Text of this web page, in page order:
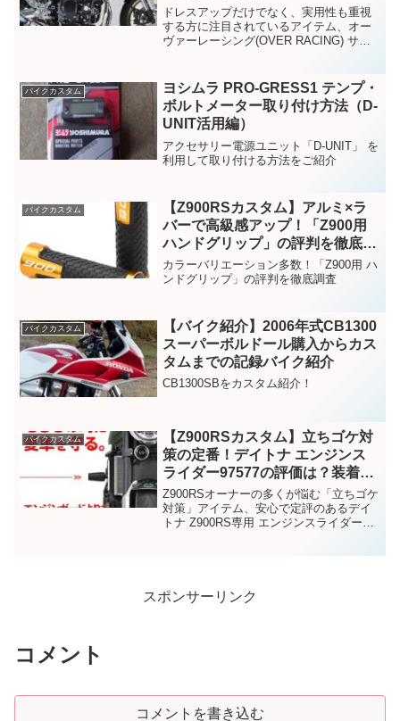
01 徹底解説
ドレスアップだけでなく、実用性も重視
する方に注目されているアイテム、オー
ヴァーレーシング(OVER RACING) サブ
バイクカスタム
ヨシムラ PRO-GRESS1 テンプ・
ボルトメーター取り付け方法（D-
UNIT活用編）
アクセサリー電源ユニット「D-UNIT」 を
利用して取り付ける方法をご紹介
バイクカスタム
【Z900RSカスタム】アルミ×ラ
バーで高級感アップ！「Z900用
ハンドグリップ」の評判を徹底調
査
カラーバリエーション多数！「Z900用 ハ
ンドグリップ」の評判を徹底調査
バイクカスタム
【バイク紹介】2006年式CB1300
スーパーボルドール購入からカス
タムまでの記録バイク紹介
CB1300SBをカスタム紹介！
バイクカスタム
【Z900RSカスタム】立ちゴケ対
策の定番！デイトナ エンジンス
ライダー97577の評価は？装着メ
リットを徹底解説
Z900RSオーナーの多くが悩む「立ちゴケ
対策」アイテム、安心で定評のあるデイ
トナ Z900RS専用 エンジンスライダー
スポンサーリンク
コメント
コメントを書き込む